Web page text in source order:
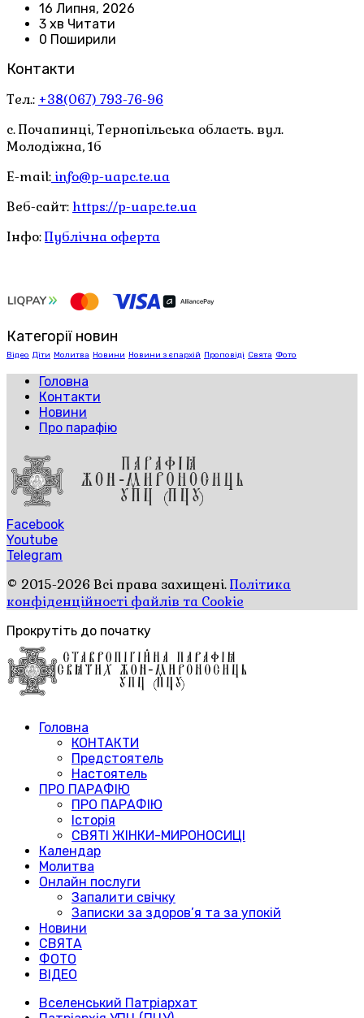
16 Липня, 2026
3 хв Читати
0 Поширили
Контакти
Тел.: +38(067) 793-76-96
с. Почапинці, Тернопільська область. вул.
Молодіжна, 1б
E-mail: info@p-uapc.te.ua
Веб-сайт: https://p-uapc.te.ua
Інфо:Публічна оферта
Категорії новин
Відео Діти Молитва Новини Новини з єпархій Проповіді Свята Фото
Головна
Контакти
Новини
Про парафію
Facebook
Youtube
Telegram
© 2015-2026 Всі права захищені.Політика
конфіденційності файлів та Cookie
Прокрутіть до початку
Головна
КОНТАКТИ
Предстоятель
Настоятель
ПРО ПАРАФІЮ
ПРО ПАРАФІЮ
Історія
СВЯТІ ЖІНКИ-МИРОНОСИЦІ
Календар
Молитва
Онлайн послуги
Запалити свічку
Записки за здоров’я та за упокій
Новини
СВЯТА
ФОТО
ВІДЕО
Вселенський Патріархат